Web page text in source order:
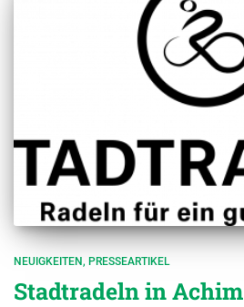
NEUIGKEITEN PRESSEARTIKEL
Stadtradeln in Achim